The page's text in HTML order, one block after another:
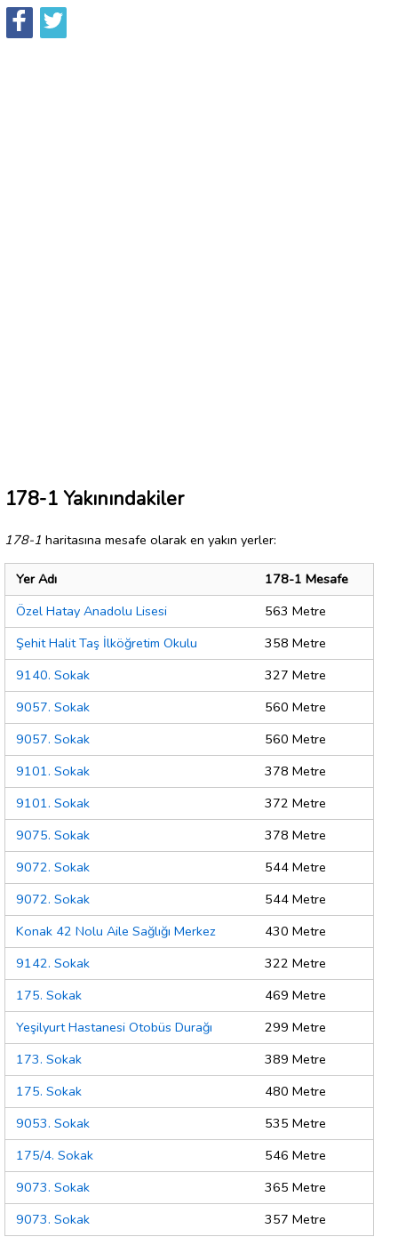
178-1 Yakınındakiler
178-1 haritasına mesafe olarak en yakın yerler:
Yer Adı
178-1 Mesafe
Özel Hatay Anadolu Lisesi
563 Metre
Şehit Halit Taş İlköğretim Okulu
358 Metre
9140. Sokak
327 Metre
9057. Sokak
560 Metre
9057. Sokak
560 Metre
9101. Sokak
378 Metre
9101. Sokak
372 Metre
9075. Sokak
378 Metre
9072. Sokak
544 Metre
9072. Sokak
544 Metre
Konak 42 Nolu Aile Sağlığı Merkez
430 Metre
9142. Sokak
322 Metre
175. Sokak
469 Metre
Yeşilyurt Hastanesi Otobüs Durağı
299 Metre
173. Sokak
389 Metre
175. Sokak
480 Metre
9053. Sokak
535 Metre
175/4. Sokak
546 Metre
9073. Sokak
365 Metre
9073. Sokak
357 Metre